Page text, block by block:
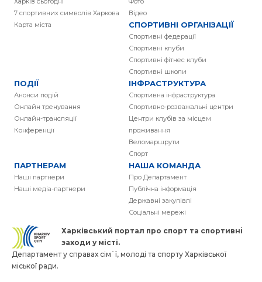
7 спортивних символів Харкова
Карта міста
Вiдео
СПОРТИВНІ ОРГАНІЗАЦІЇ
Спортивні федерації
Спортивні клуби
Спортивні фітнес клуби
Спортивні школи
ПОДІЇ
Анонси подій
Онлайн тренування
Онлайн-трансляції
Конференції
ІНФРАСТРУКТУРА
Спортивна інфраструктура
Спортивно-розважальні центри
Центри клубів за місцем
проживання
Веломаршрути
Спорт
ПАРТНЕРАМ
Наші партнери
Наші медіа-партнери
НАША КОМАНДА
Про Департамент
Публічна інформація
Державні закупівлі
Соціальні мережі
Харківський портал про спорт та спортивнi
заходи у місті.
Департамент у справах сім`ї, молоді та спорту Харківської
міської ради.